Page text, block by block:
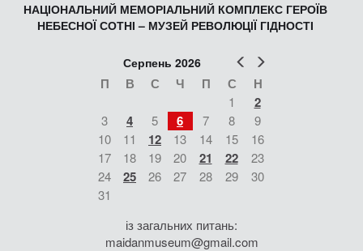
НАЦІОНАЛЬНИЙ МЕМОРІАЛЬНИЙ КОМПЛЕКС ГЕРОЇВ
НЕБЕСНОЇ СОТНІ – МУЗЕЙ РЕВОЛЮЦІЇ ГІДНОСТІ
Попер
Серпень 2026
П В С Ч П С Н
1 2
3 4 5 6 7 8
9
10
11 12 13 14 15
16
17
18 19 20 21 22
23
24
25 26 27 28 29
30
31
із загальних питань:
maidanmuseum@gmail.com